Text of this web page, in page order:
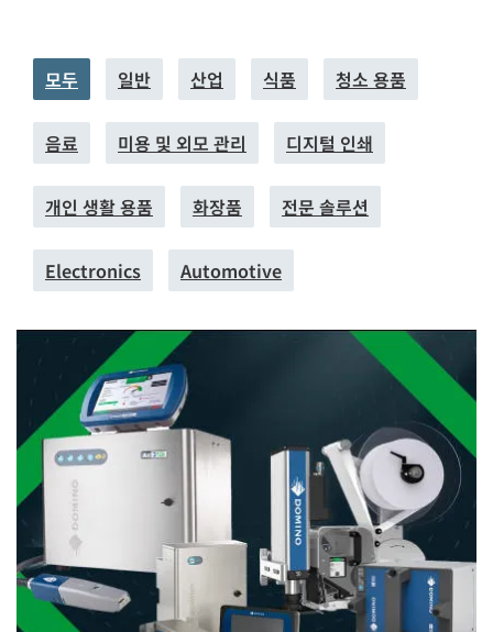
모두 일반 산업 식품 청소 용품
음료 미용 및 외모 관리 디지털 인쇄
개인 생활 용품 화장품 전문 솔루션
Electronics Automotive